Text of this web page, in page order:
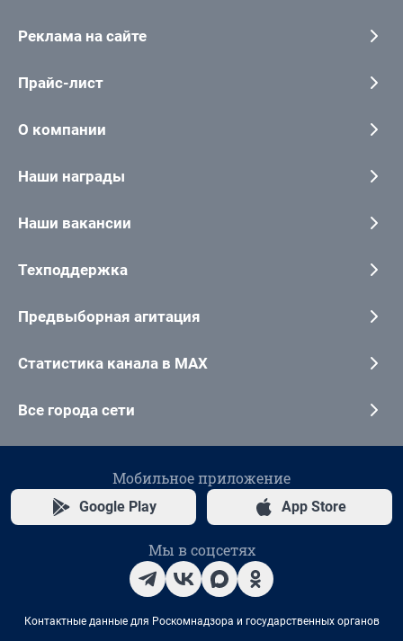
Реклама на сайте
Прайс-лист
О компании
Наши награды
Наши вакансии
Техподдержка
Предвыборная агитация
Статистика канала в MAX
Все города сети
Мобильное приложение
Google Play App Store
Мы в соцсетях
Контактные данные для Роскомнадзора и государственных органов